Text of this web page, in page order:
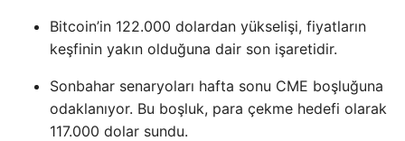
Bitcoin’in 122.000 dolardan yükselişi, fiyatların
keşfinin yakın olduğuna dair son işaretidir.
Sonbahar senaryoları hafta sonu CME boşluğuna
odaklanıyor. Bu boşluk, para çekme hedefi olarak
117.000 dolar sundu.